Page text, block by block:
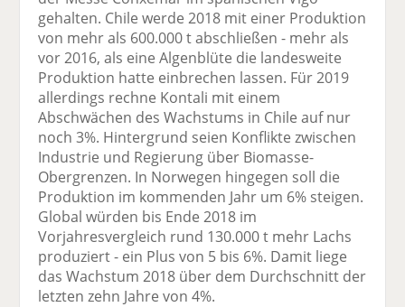
n
n
gehalten. Chile werde 2018 mit einer Produktion
von mehr als 600.000 t abschließen - mehr als
vor 2016, als eine Algenblüte die landesweite
Produktion hatte einbrechen lassen. Für 2019
allerdings rechne Kontali mit einem
Abschwächen des Wachstums in Chile auf nur
noch 3%. Hintergrund seien Konflikte zwischen
Industrie und Regierung über Biomasse-
Obergrenzen. In Norwegen hingegen soll die
Produktion im kommenden Jahr um 6% steigen.
Global würden bis Ende 2018 im
Vorjahresvergleich rund 130.000 t mehr Lachs
produziert - ein Plus von 5 bis 6%. Damit liege
das Wachstum 2018 über dem Durchschnitt der
letzten zehn Jahre von 4%.